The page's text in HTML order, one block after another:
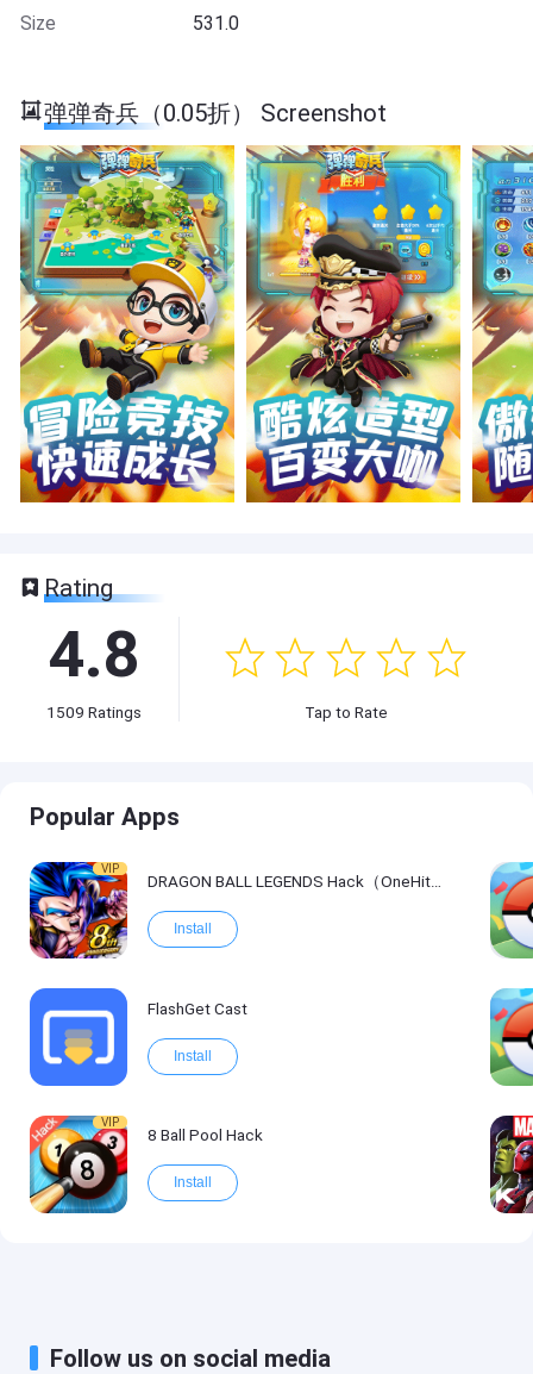
Size
531.0
弹弹奇兵（0.05折） Screenshot
Rating
4.8
1509 Ratings Tap to Rate
Popular Apps
VIP
DRAGON BALL LEGENDS Hack（OneHitKill）
Install
FlashGet Cast
Install
VIP
8 Ball Pool Hack
Install
Follow us on social media